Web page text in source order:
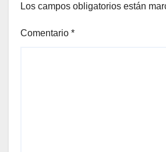
Los campos obligatorios están
Comentario *